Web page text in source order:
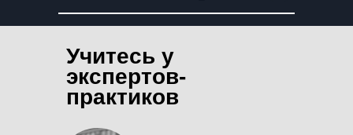
Учитесь у
экспертов-
практиков